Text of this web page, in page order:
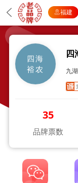
福建
四海
裕农
四
九
35
品牌票数